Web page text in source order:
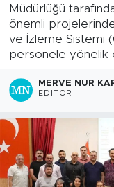
Müdürlüğü
önemli
ve İzleme Sistemi
personele yönelik
MERVE NUR
EDITÖR
Süper Lig
Tüm
Son Dakika
Haber Arşivi